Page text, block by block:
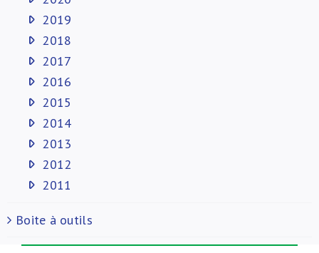
2019
2018
2017
2016
2015
2014
2013
2012
2011
Boite à outils